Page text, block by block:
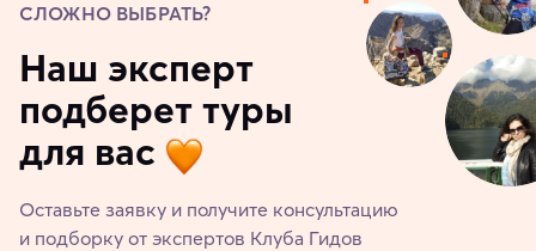
СЛОЖНО ВЫБРАТЬ?
Наш эксперт
подберет туры
для вас
Оставьте заявку и получите консультацию
и подборку от экспертов Клуба Гидов